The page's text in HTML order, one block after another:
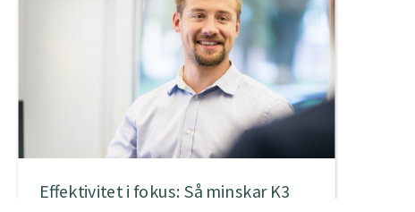
Effektivitet i fokus: Så minskar K3